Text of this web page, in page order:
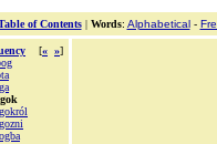
of Contents| Words: Alphabetical-
[« »]